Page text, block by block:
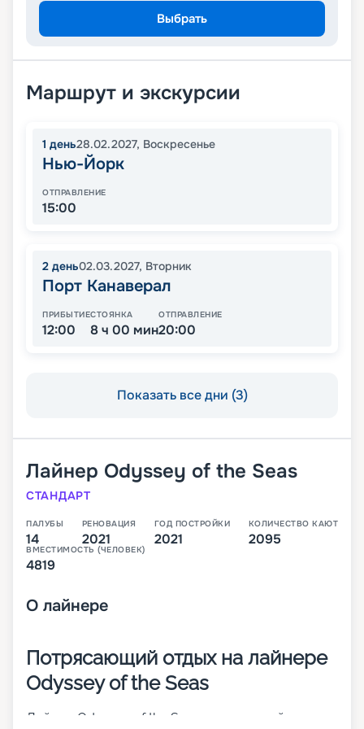
Выбрать
Маршрут и экскурсии
1 день28.02.2027, Воскресенье
Нью-Йорк
ОТПРАВЛЕНИЕ
15:00
2 день02.03.2027, Вторник
Порт Канаверал
ПРИБЫТИЕ
12:00
СТОЯНКА
8 ч 00 мин
ОТПРАВЛЕНИЕ
20:00
Показать все дни (3)
Лайнер Odyssey of the Seas
СТАНДАРТ
ПАЛУБЫ
14
РЕНОВАЦИЯ
2021
ГОД ПОСТРОЙКИ
2021
КОЛИЧЕСТВО КАЮТ
2095
ВМЕСТИМОСТЬ (ЧЕЛОВЕК)
4819
О лайнере
Потрясающий отдых на лайнере
Odyssey of the Seas
Лайнер Odyssey of the Seas – это второй